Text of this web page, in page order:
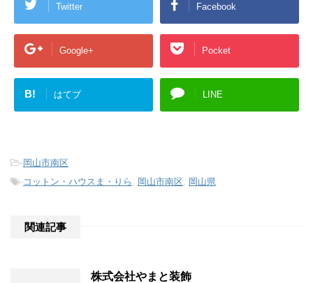
Twitter Facebook
Google+ Pocket
B! はてブ LINE
-岡山市南区
-コットン・ハウスま・りら 岡山市南区 岡山県
関連記事
株式会社やまと装飾